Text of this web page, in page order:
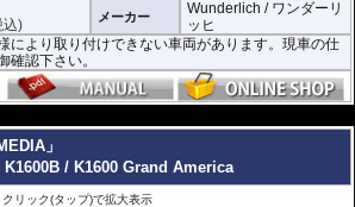
込) メーカー
Wunderlich / ワンダーリ
ッヒ
により取り付けできない車両があります。現車の仕
確認下さい。
」
K1600B / K1600 Grand America
リック(タップ)で拡大表示